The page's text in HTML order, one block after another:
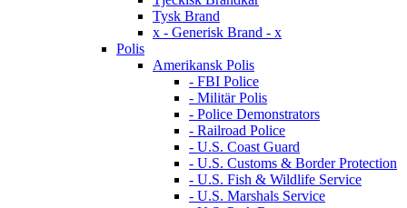
Tysk Brand
x - Generisk Brand - x
Polis
Amerikansk Polis
- FBI Police
- Militär Polis
- Police Demonstrators
- Railroad Police
- U.S. Coast Guard
- U.S. Customs & Border Protection
- U.S. Fish & Wildlife Service
- U.S. Marshals Service